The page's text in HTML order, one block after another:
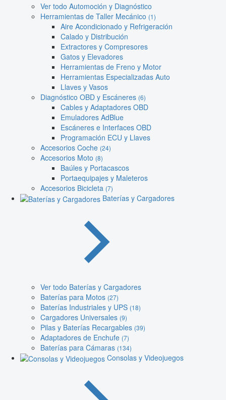
Ver todo Automoción y Diagnóstico
Herramientas de Taller Mecánico (1)
Aire Acondicionado y Refrigeración
Calado y Distribución
Extractores y Compresores
Gatos y Elevadores
Herramientas de Freno y Motor
Herramientas Especializadas Auto
Llaves y Vasos
Diagnóstico OBD y Escáneres (6)
Cables y Adaptadores OBD
Emuladores AdBlue
Escáneres e Interfaces OBD
Programación ECU y Llaves
Accesorios Coche (24)
Accesorios Moto (8)
Baúles y Portacascos
Portaequipajes y Maleteros
Accesorios Bicicleta (7)
Baterías y Cargadores
Ver todo Baterías y Cargadores
Baterías para Motos (27)
Baterías Industriales y UPS (18)
Cargadores Universales (9)
Pilas y Baterías Recargables (39)
Adaptadores de Enchufe (7)
Baterías para Cámaras (134)
Consolas y Videojuegos